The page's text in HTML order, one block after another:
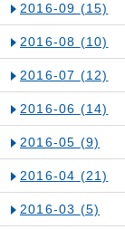
2016-09 (15)
2016-08 (10)
2016-07 (12)
2016-06 (14)
2016-05 (9)
2016-04 (21)
2016-03 (5)